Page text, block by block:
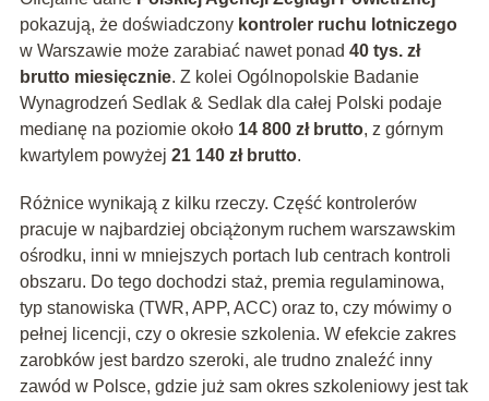
pokazują, że doświadczony kontroler ruchu lotniczego
w Warszawie może zarabiać nawet ponad 40 tys. zł
brutto miesięcznie. Z kolei Ogólnopolskie Badanie
Wynagrodzeń Sedlak & Sedlak dla całej Polski podaje
medianę na poziomie około 14 800 zł brutto, z górnym
kwartylem powyżej 21 140 zł brutto.
Różnice wynikają z kilku rzeczy. Część kontrolerów
pracuje w najbardziej obciążonym ruchem warszawskim
ośrodku, inni w mniejszych portach lub centrach kontroli
obszaru. Do tego dochodzi staż, premia regulaminowa,
typ stanowiska (TWR, APP, ACC) oraz to, czy mówimy o
pełnej licencji, czy o okresie szkolenia. W efekcie zakres
zarobków jest bardzo szeroki, ale trudno znaleźć inny
zawód w Polsce, gdzie już sam okres szkoleniowy jest tak